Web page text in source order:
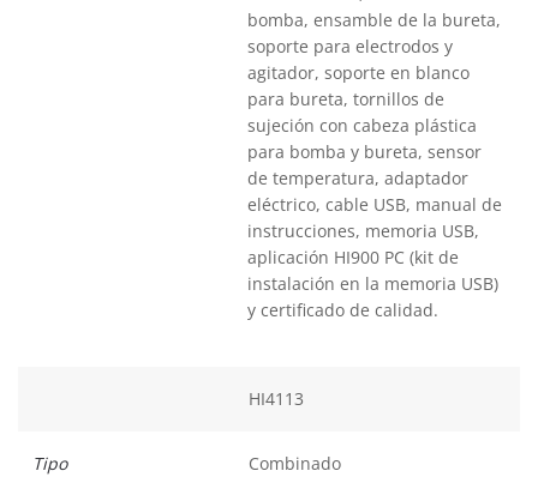
bomba, ensamble de la bureta,
soporte para electrodos y
agitador, soporte en blanco
para bureta, tornillos de
sujeción con cabeza plástica
para bomba y bureta, sensor
de temperatura, adaptador
eléctrico, cable USB, manual de
instrucciones, memoria USB,
aplicación HI900 PC (kit de
instalación en la memoria USB)
y certificado de calidad.
HI4113
Tipo Combinado